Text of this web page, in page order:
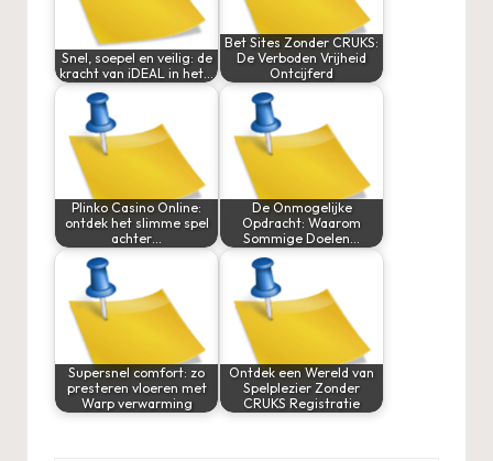
Snel, soepel en veilig: de
kracht van iDEAL in het…
Bet Sites Zonder CRUKS:
De Verboden Vrijheid
Ontcijferd
Plinko Casino Online:
ontdek het slimme spel
achter…
De Onmogelijke
Opdracht: Waarom
Sommige Doelen…
Supersnel comfort: zo
presteren vloeren met
Warp verwarming
Ontdek een Wereld van
Spelplezier Zonder
CRUKS Registratie